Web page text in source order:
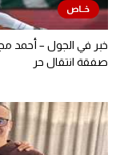
خبر في الجول – أحمد
صفقة انتقال حر